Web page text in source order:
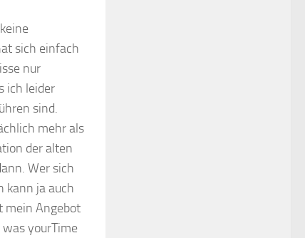
sich einfach
nur
ich leider
sind.
mehr als
der alten
Wer sich
kann ja auch
mein Angebot
yourTime